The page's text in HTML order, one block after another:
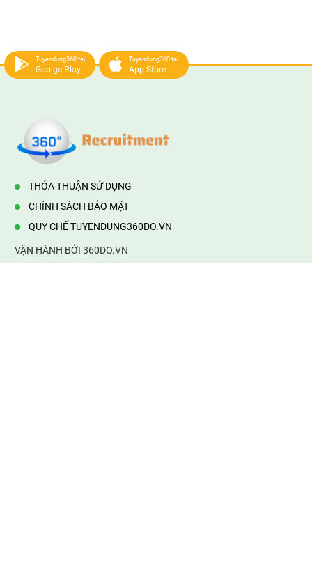
Tuyendung360 tại
Goolge Play
Tuyendung360 tại
App Store
THỎA THUẬN SỬ DỤNG
CHÍNH SÁCH BẢO MẬT
QUY CHẾ TUYENDUNG360DO.VN
VẬN HÀNH BỞI 360DO.VN